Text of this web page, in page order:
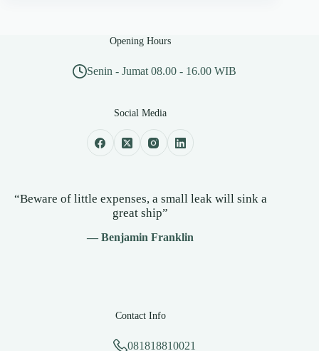
Opening Hours
Senin - Jumat 08.00 - 16.00 WIB
Social Media
“Beware of little expenses, a small leak will sink a
great ship”
— Benjamin Franklin
Contact Info
081818810021